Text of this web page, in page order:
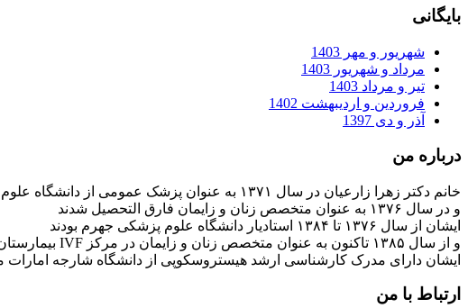
بایگانی
شهریور و مهر 1403
مرداد و شهریور 1403
تیر و مرداد 1403
فروردین و اردیبهشت 1402
آذر و دی 1397
درباره من
خانم دکتر زهرا زارعیان در سال ۱۳۷۱ به عنوان پزشک عمومی از دانشگاه علوم پزشکی فارغ التحصیل شدند
و در سال ۱۳۷۶ به عنوان متخصص زنان و زایمان فارق التحصیل شدند
ایشان از سال ۱۳۷۶ تا ۱۳۸۴ استادیار دانشگاه علوم پزشکی جهرم بودند
و از سال ۱۳۸۵ تاکنون به عنوان متخصص زنان و زایمان در مرکز IVF بیمارستان پارسیان فعالیت دارند.
ایشان دارای مدرک کارشناسی ارشد هیستروسکوپی از دانشگاه شارجه امارات
ارتباط با من